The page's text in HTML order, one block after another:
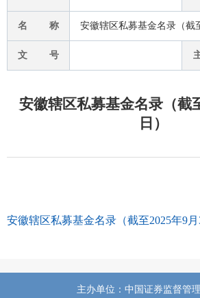
名 称 安徽辖区私募基金名录（截
文 号
安徽辖区私募基金名录（截
日）
安徽辖区私募基金名录（截至2025年9
主办单位：中国证券监督管